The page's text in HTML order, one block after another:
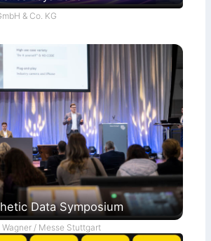
& Co. KG
Data Symposium
/ Messe Stuttgart